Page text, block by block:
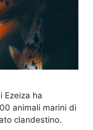
Ezeiza ha
animali marini di
clandestino.